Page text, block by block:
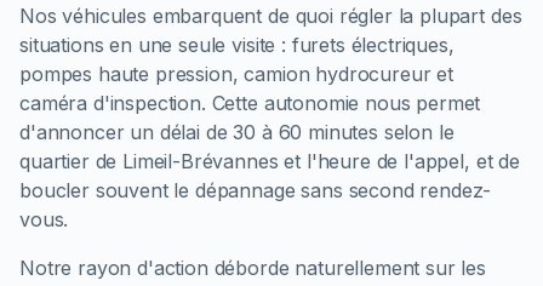
Nos véhicules embarquent de quoi régler la plupart des
situations en une seule visite : furets électriques,
pompes haute pression, camion hydrocureur et
caméra d'inspection. Cette autonomie nous permet
d'annoncer un délai de 30 à 60 minutes selon le
quartier de Limeil-Brévannes et l'heure de l'appel, et de
boucler souvent le dépannage sans second rendez-
vous.
Notre rayon d'action déborde naturellement sur les